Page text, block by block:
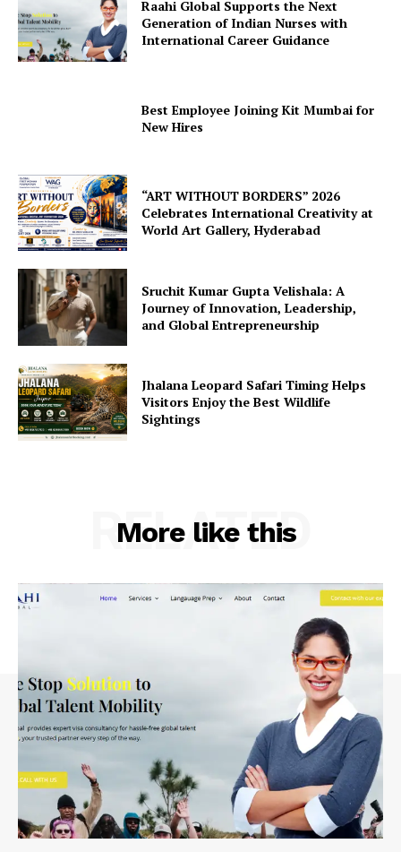
Raahi Global Supports the Next
Generation of Indian Nurses with
International Career Guidance
Best Employee Joining Kit Mumbai for
New Hires
“ART WITHOUT BORDERS” 2026
Celebrates International Creativity at
World Art Gallery, Hyderabad
Sruchit Kumar Gupta Velishala: A
Journey of Innovation, Leadership,
and Global Entrepreneurship
Jhalana Leopard Safari Timing Helps
Visitors Enjoy the Best Wildlife
Sightings
More like this
RELATED